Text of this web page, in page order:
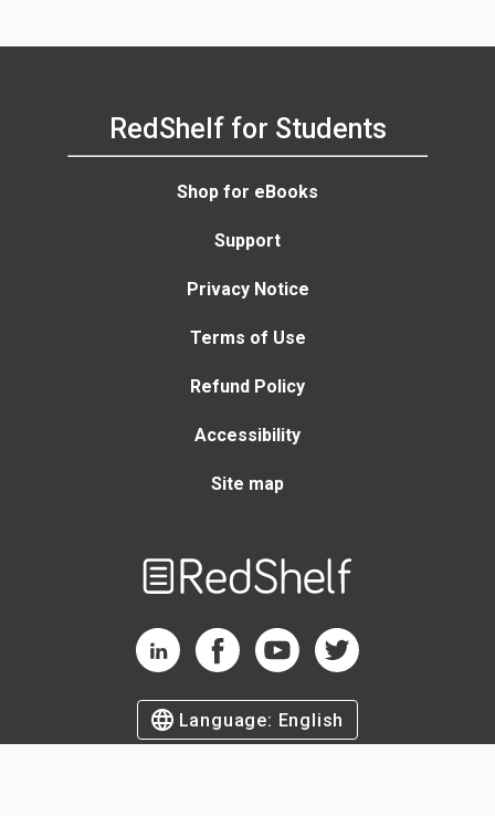
RedShelf for Students
Shop for eBooks
Support
Privacy Notice
Terms of Use
Refund Policy
Accessibility
Site map
RedShelf LinkedIn Page
RedShelf Facebook Page
RedShelf YouTube Page
RedShelf Twitter Page
Language: English